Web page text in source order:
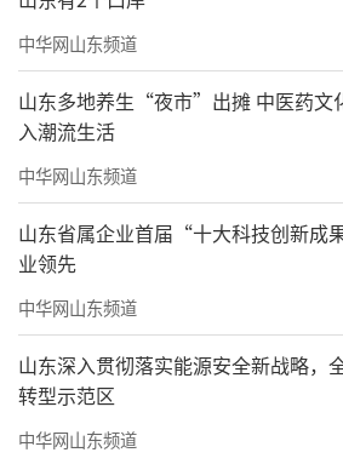
中华网山东频道
山东多地养生“夜市”出摊 中医药文
入潮流生活
中华网山东频道
山东省属企业首届“十大科技创新
业领先
中华网山东频道
山东深入贯彻落实能源安全新战略，
转型示范区
中华网山东频道